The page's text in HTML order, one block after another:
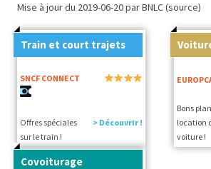
Mise à jour du 2019-06-20 par BNLC (source)
Train et court trajets
SNCF CONNECT
Offres spéciales
sur le train !
> Découvrir !
Bons
location
voiture !
Covoiturage